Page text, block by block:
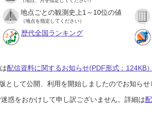
地点ごとの観測史上1～10位の値
（地点を指定してください）
歴代全国ランキング
配信資料に関するお知らせ(PDF形式：124KB）
して公開、利用を開始しましたのでお知らせ
惑をおかけして申し訳ございません。詳細は